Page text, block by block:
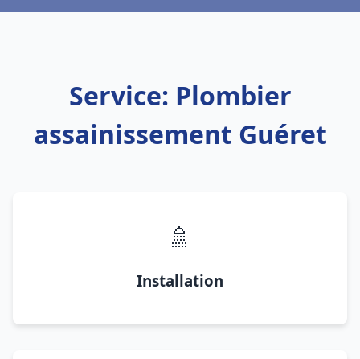
Service: Plombier
assainissement Guéret
🚿
Installation